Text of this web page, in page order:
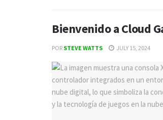
Bienvenido a Cloud
POR STEVE WATTS JULY 15, 2024